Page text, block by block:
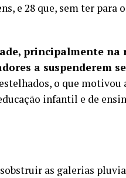
e 28 que, sem ter para
principalmente na
a suspenderem
o que motivou
infantil e de
as galerias